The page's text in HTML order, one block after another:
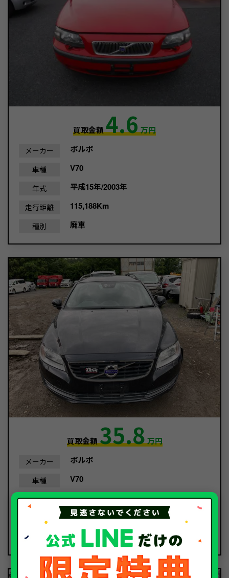
買取金額4.6万円
メーカー ボルボ
車種 V70
年式 平成15年/2003年
走行距離 115,188Km
種別 廃車
買取金額35.8万円
メーカー ボルボ
車種 V70
年式 平成27年/2015年
92,381Km
種別 事故車